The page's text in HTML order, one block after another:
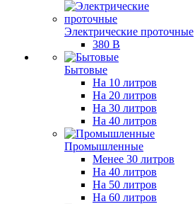
Электрические проточные
380 В
Бытовые
На 10 литров
На 20 литров
На 30 литров
На 40 литров
Промышленные
Менее 30 литров
На 40 литров
На 50 литров
На 60 литров